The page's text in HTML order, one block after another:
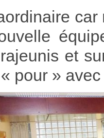
et
pour »